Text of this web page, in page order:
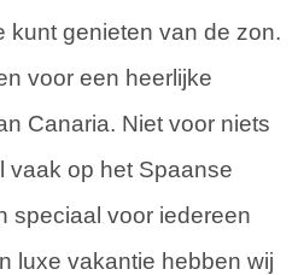
kunt genieten van de zon.
voor een heerlijke
Canaria. Niet voor niets
vaak op het Spaanse
speciaal voor iedereen
luxe vakantie hebben wij